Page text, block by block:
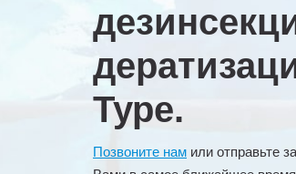
Туре.
Позвоните нам или отправьте